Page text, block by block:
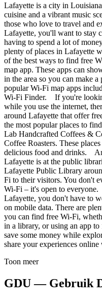
Lafayette is a city in
cuisine and a vibrant music
those who love to travel and
Lafayette, you'll want to stay
having to spend a lot of
plenty of places in Lafayette
of the best ways to find free
map app. These apps can
in the area so you can make
popular Wi-Fi map apps
Wi-Fi Finder. If you're
while you use the internet,
around Lafayette that offer
the most popular places to
Lab Handcrafted Coffees &
Coffee Roasters. These
delicious food and drinks.
Lafayette is at the public
Lafayette Public Library
Fi to their visitors. You don't
Wi-Fi – it's open to
Lafayette, you don't have to
on mobile data. There are
you can find free Wi-Fi,
in a library, or using an app
save some money while
share your experiences
Toon meer
GDU — Gebruik